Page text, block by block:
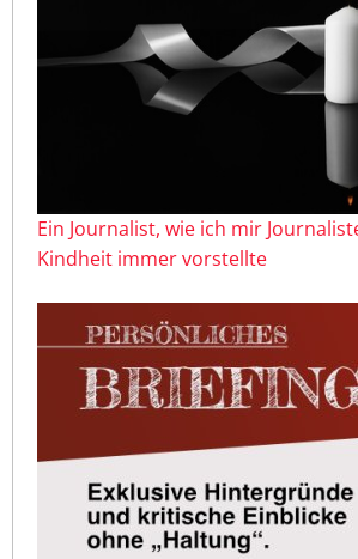
Ein Journalist, wie ich mir
Kindheit immer vorstellte